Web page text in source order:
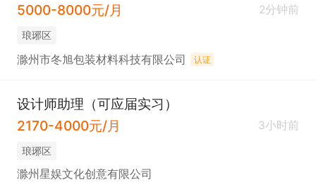
5000-8000元/月
2分钟前
琅琊区
滁州市冬旭包装材料科技有限公司 认证
设计师助理（可应届实习）
2170-4000元/月
3小时前
琅琊区
滁州星娱文化创意有限公司